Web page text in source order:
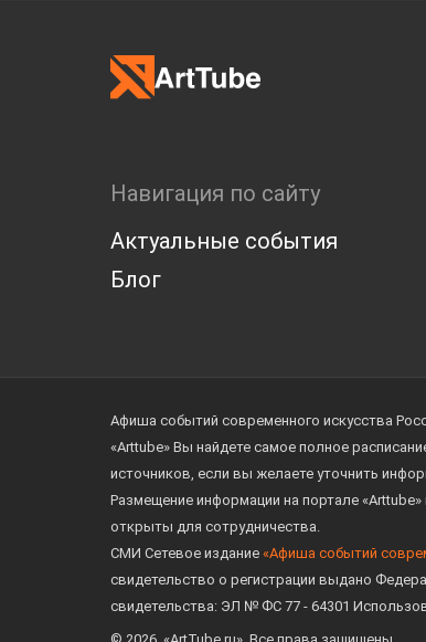
Навигация по сайту
Актуальные события
Блог
Афиша событий современного искусства
«Arttube» Вы найдете самое полное
источников, если вы желаете уточнить
Размещение информации на портале
открыты для сотрудничества.
СМИ Сетевое издание «Афиша событий
свидетельство о регистрации выдано
свидетельства: ЭЛ № ФС 77 - 64301
© 2026. «ArtTube.ru». Все права защищены.